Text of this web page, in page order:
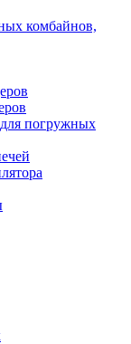
комбайнов,
погружных